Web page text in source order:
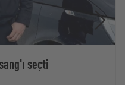
seçti